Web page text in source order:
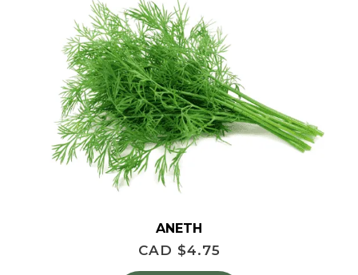
ANETH
CAD $4.75